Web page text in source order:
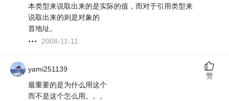
本类型来说取出来的是实际的值，而对于引用类型来
说取出来的则是对象的
首地址。
2008-11-11
yami251139
最重要的是为什么用这个
而不是这个怎么用。。。
赞